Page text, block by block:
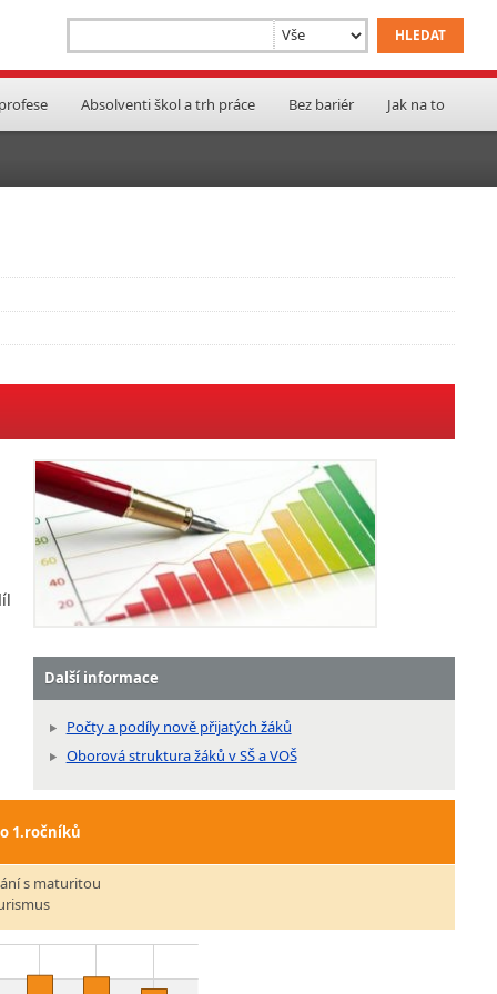
Absolventi škol a trh práce Bez bariér Jak na to
Další informace
Počty a podíly nově přijatých žáků
Oborová struktura žáků v SŠ a VOŠ
1.ročníků
s maturitou